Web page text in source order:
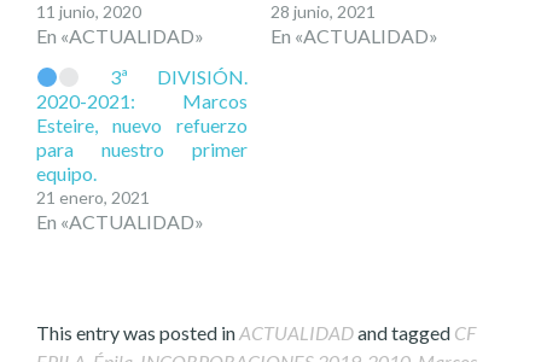
11 junio, 2020
En «ACTUALIDAD»
28 junio, 2021
En «ACTUALIDAD»
3ª DIVISIÓN.
2020-2021: Marcos
Esteire, nuevo refuerzo
para nuestro primer
equipo.
21 enero, 2021
En «ACTUALIDAD»
This entry was posted inACTUALIDADand tagged CF